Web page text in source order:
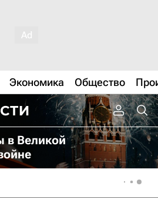
Экономика Общество
в Великой